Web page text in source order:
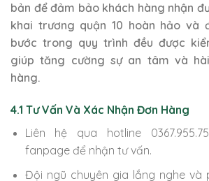
bản để đảm bảo khách hàng nhận
khai trương quận 10 hoàn hảo và
bước trong quy trình đều được
giúp tăng cường sự an tâm và
hàng.
4.1 Tư Vấn Và Xác Nhận Đơn Hàng
Liên hệ qua hotline
fanpage để nhận tư vấn.
Đội ngũ chuyên gia lắng nghe và